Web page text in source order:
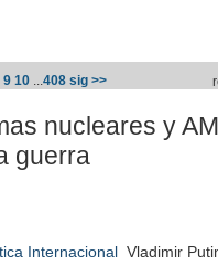
9 10 ...408 sig >>
nucleares y
guerra
Internacional Vladimir